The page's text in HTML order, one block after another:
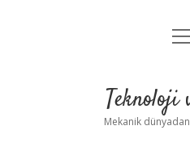
Yasal
Teknoloji
Mekanik